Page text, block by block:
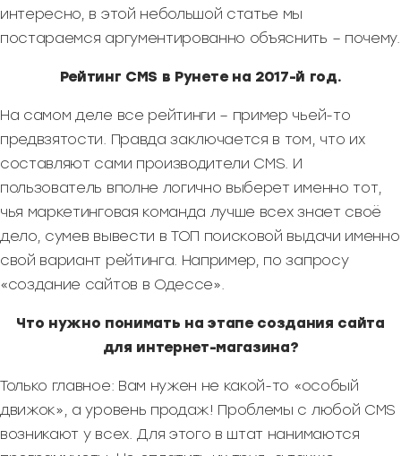
интересно, в этой небольшой статье мы
постараемся аргументированно объяснить – почему.
Рейтинг CMS в Рунете на 2017-й год.
На самом деле все рейтинги – пример чьей-то
предвзятости. Правда заключается в том, что их
составляют сами производители CMS. И
пользователь вполне логично выберет именно тот,
чья маркетинговая команда лучше всех знает своё
дело, сумев вывести в ТОП поисковой выдачи именно
свой вариант рейтинга. Например, по запросу
«создание сайтов в Одессе».
Что нужно понимать на этапе создания сайта
для интернет-магазина?
Только главное: Вам нужен не какой-то «особый
движок», а уровень продаж! Проблемы с любой CMS
возникают у всех. Для этого в штат нанимаются